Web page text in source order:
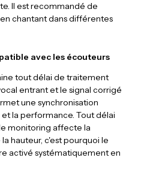
Il est recommandé de
chantant dans différentes
avec les écouteurs
tout délai de traitement
entrant et le signal corrigé
une synchronisation
la performance. Tout délai
monitoring affecte la
hauteur, c'est pourquoi le
activé systématiquement en